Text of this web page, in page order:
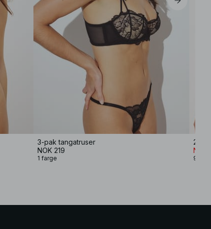
3-pak tangatruser
NOK 219
1 farge
2-
NOK
9